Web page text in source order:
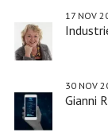
17 NOV
Gianni
30 NOV